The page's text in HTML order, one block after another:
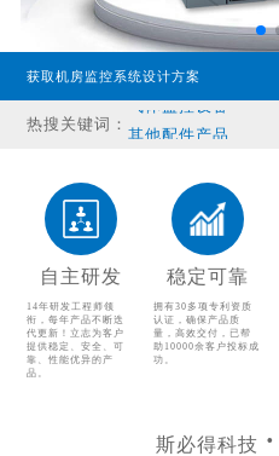
获取机房监控系统设计方案
热搜关键词：
漏水检测设备
温湿度传感器
配电监控设备
其他配件产品
自主研发
14年研发工程师领
衔，每年产品不断迭
代更新！立志为客户
提供稳定、安全、可
靠、性能优异的产
品。
稳定可靠
拥有30多项专利资质
认证，确保产品质
量，高效交付，已帮
助10000余客户投标成
功。
斯必得科技